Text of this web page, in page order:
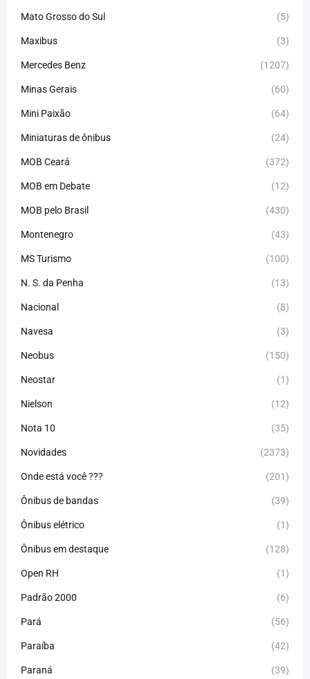
Mato Grosso do Sul (5)
Maxibus (3)
Mercedes Benz (1207)
Minas Gerais (60)
Mini Paixão (64)
Miniaturas de ônibus (24)
MOB Ceará (372)
MOB em Debate (12)
MOB pelo Brasil (430)
Montenegro (43)
MS Turismo (100)
N. S. da Penha (13)
Nacional (8)
Navesa (3)
Neobus (150)
Neostar (1)
Nielson (12)
Nota 10 (35)
Novidades (2373)
Onde está você ??? (201)
Ônibus de bandas (39)
Ônibus elétrico (1)
Ônibus em destaque (128)
Open RH (1)
Padrão 2000 (6)
Pará (56)
Paraíba (42)
Paraná (39)